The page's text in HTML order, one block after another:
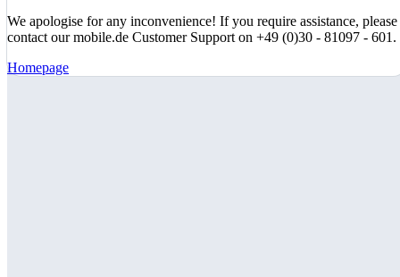
We apologise for any inconvenience! If you require assistance, please
contact our mobile.de Customer Support on +49 (0)30 - 81097 - 601.
Homepage